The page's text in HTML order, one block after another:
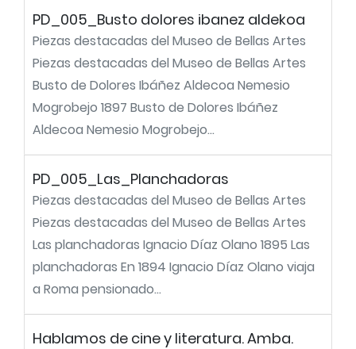
PD_005_Busto dolores ibanez aldekoa
Piezas destacadas del Museo de Bellas Artes
Piezas destacadas del Museo de Bellas Artes
Busto de Dolores Ibáñez Aldecoa Nemesio
Mogrobejo 1897 Busto de Dolores Ibáñez
Aldecoa Nemesio Mogrobejo...
PD_005_Las_Planchadoras
Piezas destacadas del Museo de Bellas Artes
Piezas destacadas del Museo de Bellas Artes
Las planchadoras Ignacio Díaz Olano 1895 Las
planchadoras En 1894 Ignacio Díaz Olano viaja
a Roma pensionado...
Hablamos de cine y literatura. Amba.